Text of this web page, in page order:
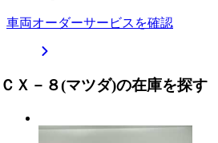
車両オーダーサービスを確認
ＣＸ－８(マツダ)の在庫を探す